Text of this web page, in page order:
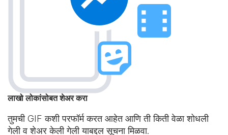
लाखो लोकांसोबत शेअर करा
तुमची GIF कशी परफॉर्म करत आहेत आणि ती किती वेळा शोधली
गेली व शेअर केली गेली याबद्दल सूचना मिळवा.